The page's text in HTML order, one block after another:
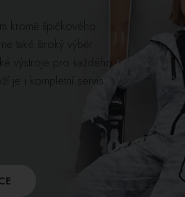
kromě špičkového
také široký výběr
výstroje pro každého.
je i kompletní servis.